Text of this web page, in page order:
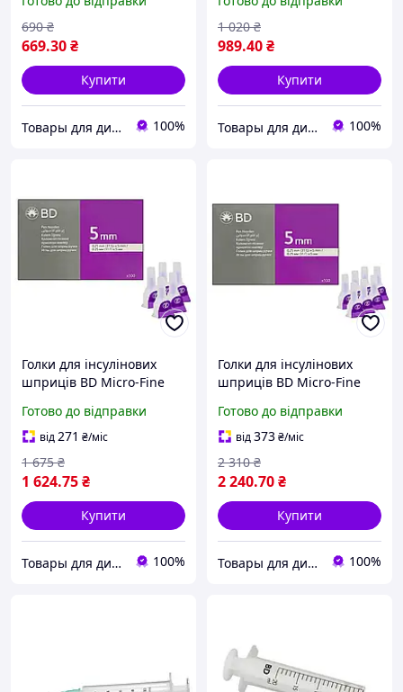
мм)/200 штук
669.30₴
690 ₴
Купити
Товары для диабета 100%
мм)/300 штук
989.40₴
1 020 ₴
Купити
Товары для диабета 100%
Голки для інсулінових
шприців BD Micro-Fine
мм)/500 штук
Готово до відправки
від271 ₴/міс
1 624.75₴
1 675 ₴
Купити
Товары для диабета 100%
Голки для інсулінових
шприців BD Micro-Fine
мм)/700 штук
Готово до відправки
від373₴/міс
2 240.70₴
2 310 ₴
Купити
Товары для диабета 100%